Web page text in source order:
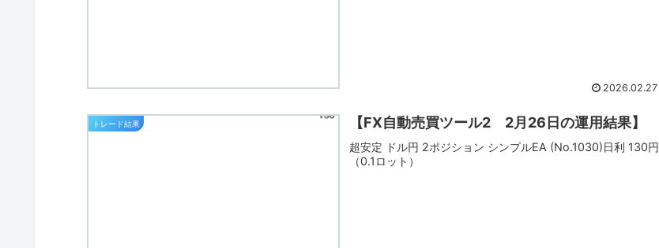
2026.02.27
トレード結果 【FX自動売買ツール2 2月26日の運用結果】
超安定 ドル円 2ポジション シンプルEA (No.1030)日利 130円
（0.1ロット）